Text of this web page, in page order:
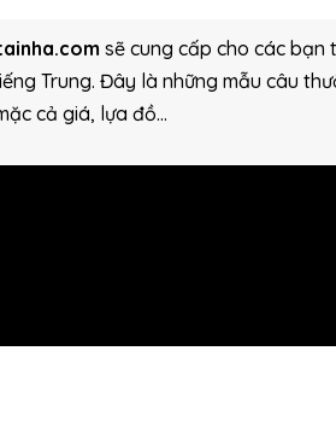
sẽ cung cấp cho các bạn
Trung. Đây là những mẫu câu
cả giá, lựa đồ…